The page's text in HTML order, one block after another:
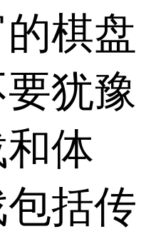
棋盘
犹豫
体
括传